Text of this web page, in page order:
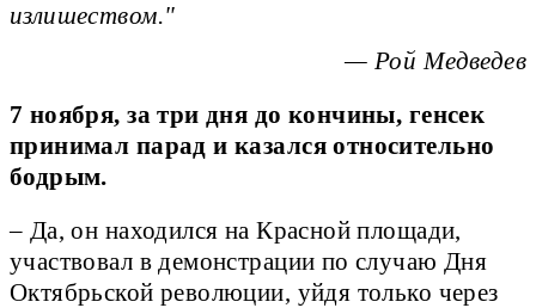
излишеством.
— Рой Медведев
7 ноября, за три дня до кончины, генсек
принимал парад и казался относительно
бодрым.
– Да, он находился на Красной площади,
участвовал в демонстрации по случаю Дня
Октябрьской революции, уйдя только через